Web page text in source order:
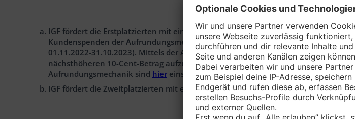
IGF fördert die Erstplatzierten mit einem Preisgeld in Höhe von 1.500 €,
Kundenspenden der Aufrundungsmechaniken aus den Märkten ihrer
01.11.2022-31.10.2023). Mittels der Aufrundungsmechanik haben PENNY-
nächsthöheren 10-Cent-Betrag aufzurunden. Die aufgerundete Summe kommt
Aufrundungsmechanik sind hier einsehbar.
IGF fördert die Zweitplatzierten mit einem Preisgeld in Höhe von 1.000€, gespendet